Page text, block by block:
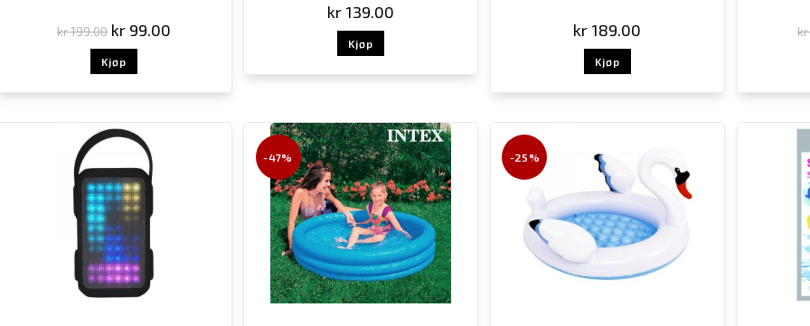
kr199.00 kr 99.00
Kjøp
kr 139.00
Kjøp
kr 189.00
Kjøp
kr
-47% -25%